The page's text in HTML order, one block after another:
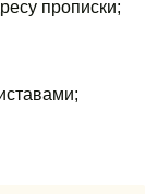
прописки;